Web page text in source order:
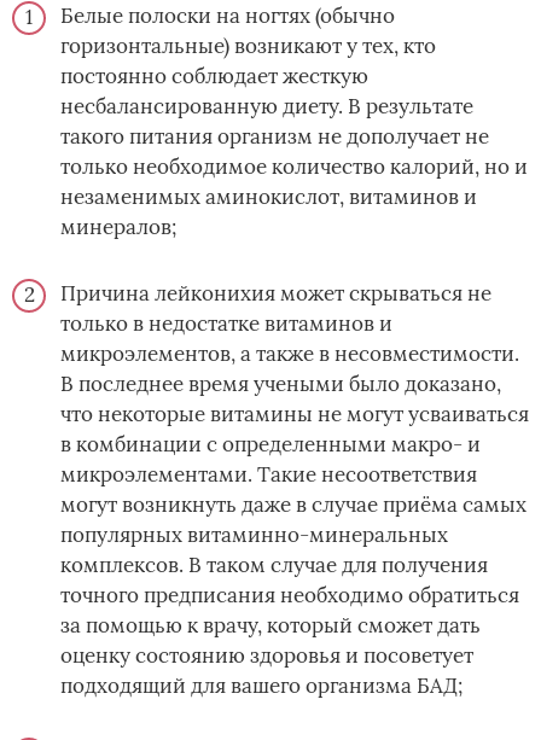
Белые полоски на ногтях (обычно
горизонтальные) возникают у тех, кто
постоянно соблюдает жесткую
несбалансированную диету. В результате
такого питания организм не дополучает не
только необходимое количество калорий, но и
незаменимых аминокислот, витаминов и
минералов;
Причина лейконихия может скрываться не
только в недостатке витаминов и
микроэлементов, а также в несовместимости.
В последнее время учеными было доказано,
что некоторые витамины не могут усваиваться
в комбинации с определенными макро- и
микроэлементами. Такие несоответствия
могут возникнуть даже в случае приёма самых
популярных витаминно-минеральных
комплексов. В таком случае для получения
точного предписания необходимо обратиться
за помощью к врачу, который сможет дать
оценку состоянию здоровья и посоветует
подходящий для вашего организма БАД;